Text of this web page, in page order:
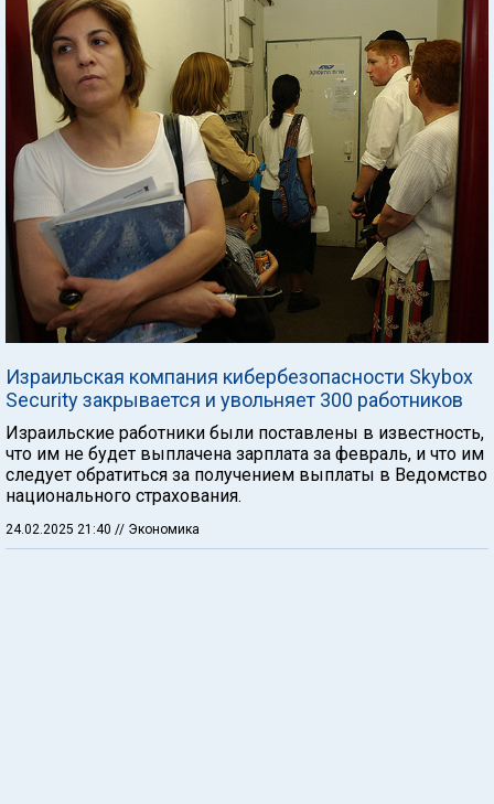
Израильская компания кибербезопасности Skybox
Security закрывается и увольняет 300 работников
Израильские работники были поставлены в известность,
что им не будет выплачена зарплата за февраль, и что им
следует обратиться за получением выплаты в Ведомство
национального страхования.
24.02.2025 21:40 // Экономика